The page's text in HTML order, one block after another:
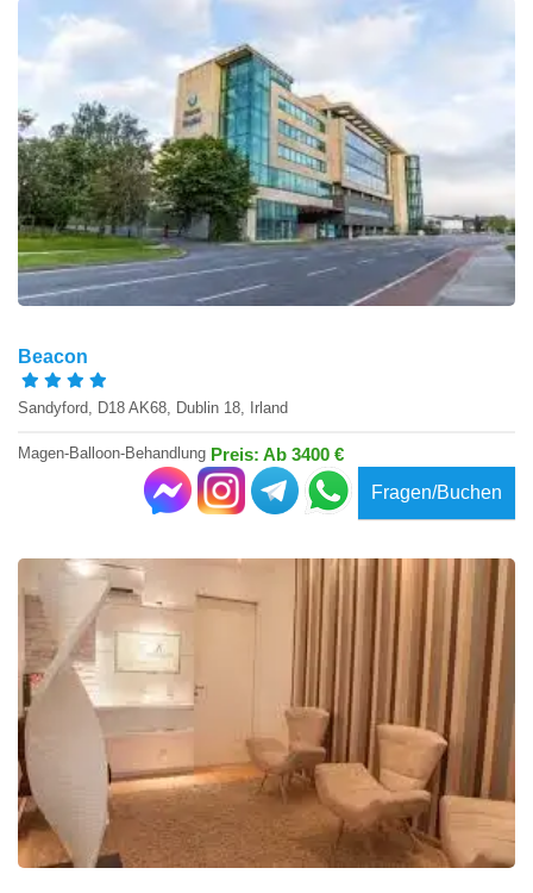
Beacon
Sandyford, D18 AK68, Dublin 18, Irland
Magen-Balloon-Behandlung Preis: Ab 3400 €
Fragen/Buchen